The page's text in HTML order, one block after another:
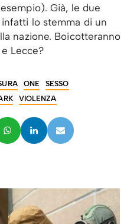
Già, le due
lo stemma di un
nazione. Boicotteranno
Lecce?
ONE
SESSO
VIOLENZA